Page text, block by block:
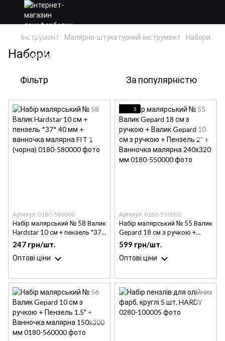
Інструмент Малярно-штукатурний інструмент Набори
Набори
Фільтр За популярністю
Артикул: 0180-580000
Набір малярський № 58 Валик
Hardstar 10 см + пензель *37*
40 мм + ванночка малярна
FIT 1 (чорна)
247 грн/шт.
Оптові ціни
3
Артикул: 0180-550000
Набір малярський № 55 Валик
Gepard 18 см з ручкою +
Валик Gepard 10 см з ручкою
+ Пензель 2" + Ванночка
малярна 240х320 мм
599 грн/шт.
Оптові ціни